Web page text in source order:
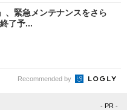
、緊急メンテナンスをさら
了予...
Recommended by
- PR -